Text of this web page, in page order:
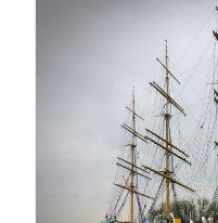
Nástroj Geo-